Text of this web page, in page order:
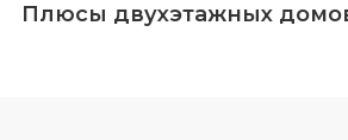
Плюсы двухэтажных